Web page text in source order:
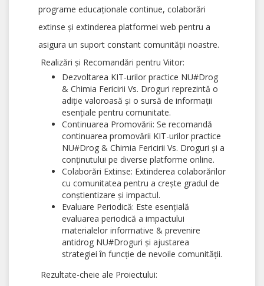
programe educaționale continue, colaborări
extinse și extinderea platformei web pentru a
asigura un suport constant comunității noastre.
Realizări și Recomandări pentru Viitor:
Dezvoltarea KIT-urilor practice NU#Drog
& Chimia Fericirii Vs. Droguri reprezintă o
adiție valoroasă și o sursă de informații
esențiale pentru comunitate.
Continuarea Promovării: Se recomandă
continuarea promovării KIT-urilor practice
NU#Drog & Chimia Fericirii Vs. Droguri și a
conținutului pe diverse platforme online.
Colaborări Extinse: Extinderea colaborărilor
cu comunitatea pentru a crește gradul de
conștientizare și impactul.
Evaluare Periodică: Este esențială
evaluarea periodică a impactului
materialelor informative & prevenire
antidrog NU#Droguri și ajustarea
strategiei în funcție de nevoile comunității.
Rezultate-cheie ale Proiectului: